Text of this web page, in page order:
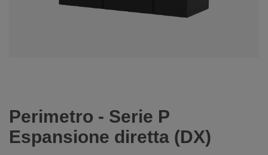
Perimetro - Serie P
Espansione diretta (DX)